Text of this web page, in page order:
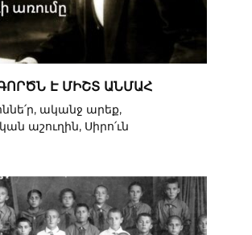
Է ՄԻՇՏ ԱՆՄԱՀ
ականջ արեք,
աշուղին, Սիրո՛ւն